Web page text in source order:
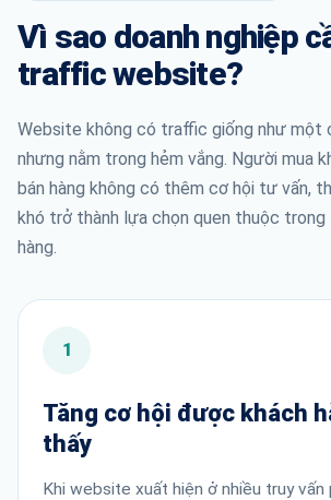
Vì sao doanh nghiệp
traffic website?
Website không có traffic giống như một
nhưng nằm trong hẻm vắng. Người mua
bán hàng không có thêm cơ hội tư vấn,
khó trở thành lựa chọn quen thuộc
hàng.
1
Tăng cơ hội được khách
thấy
Khi website xuất hiện ở nhiều truy vấn